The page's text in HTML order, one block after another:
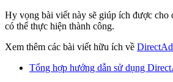
Hy vọng bài viết này sẽ giúp ích được cho
có thể thực hiện thành công.
Xem thêm các bài viết hữu ích về
Tổng hợp hướng dẫn sử dụng